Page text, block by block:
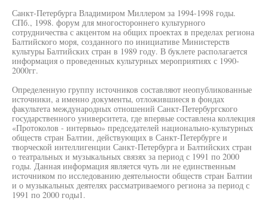
Санкт-Петербурга Владимиром Миллером за 1994-1998 годы.
СПб., 1998. форум для многостороннего культурного
сотрудничества с акцентом на общих проектах в пределах региона
Балтийского моря, созданного по инициативе Министерств
культуры Балтийских стран в 1989 году. В буклете располагается
информация о проведенных культурных мероприятиях с 1990-
2000гг.
Определенную группу источников составляют неопубликованные
источники, а именно документы, отложившиеся в фондах
факультета международных отношений Санкт-Петербургского
государственного университета, где впервые составлена коллекция
«Протоколов - интервью» председателей национально-культурных
обществ стран Балтии, действующих в Санкт-Петербурге и
творческой интеллигенции Санкт-Петербурга и Балтийских стран
о театральных и музыкальных связях за период с 1991 по 2000
годы. Данная информация является чуть ли не единственным
источником по исследованию деятельности обществ стран Балтии
и о музыкальных деятелях рассматриваемого региона за период с
1991 по 2000 годы1.